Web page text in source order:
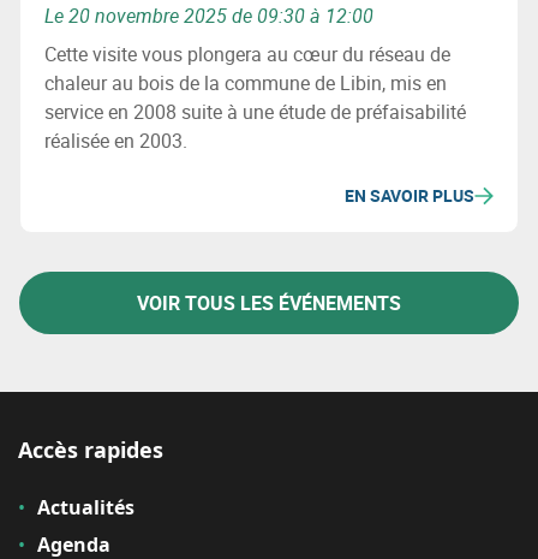
Le 20 novembre 2025 de 09:30 à 12:00
Cette visite vous plongera au cœur du réseau de
chaleur au bois de la commune de Libin, mis en
service en 2008 suite à une étude de préfaisabilité
réalisée en 2003.
EN SAVOIR PLUS
VOIR TOUS LES ÉVÉNEMENTS
Accès rapides
Actualités
Agenda